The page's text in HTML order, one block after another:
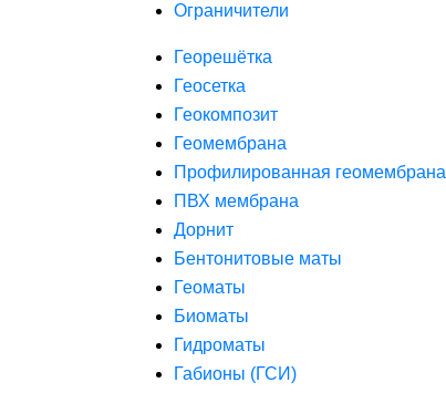
Ограничители
Георешётка
Геосетка
Геокомпозит
Геомембрана
Профилированная геомембрана
ПВХ мембрана
Дорнит
Бентонитовые маты
Геоматы
Биоматы
Гидроматы
Габионы (ГСИ)